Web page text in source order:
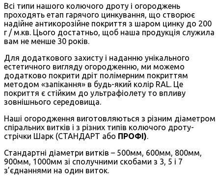
Всі типи нашого колючого дроту і огороджень
проходять етап гарячого цинкування, що створює
надійне антикорозійне покриття з шаром цинку до 200
г / м.кв. Цього достатньо, щоб наша продукція служила
вам не менше 30 років.
Для додаткового захисту і наданню унікального
естетичного вигляду огородженню, ми можемо
додатково покрити дріт полімерним покриттям
методом «запікання» в будь-який колір RAL. Це
покриття є стійким до ультрафіолету то впливу
зовнішнього середовища.
Наші огородження виготовляються з різним діаметром
спіральних витків і з різних типів колючого дроту-
стрічки Шарк (СТАНДАРТ або ПРОФІ).
Стандартні діаметри витків – 500мм, 600мм, 800мм,
900мм, 1000мм зі сполучними скобами з 3, 5 і 7
з’єднаннями на один виток.